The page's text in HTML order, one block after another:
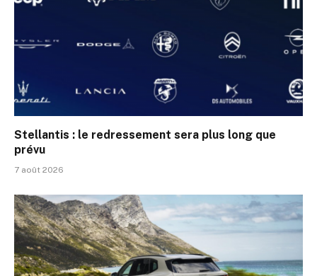
Stellantis : le redressement sera plus long que
prévu
7 août 2026